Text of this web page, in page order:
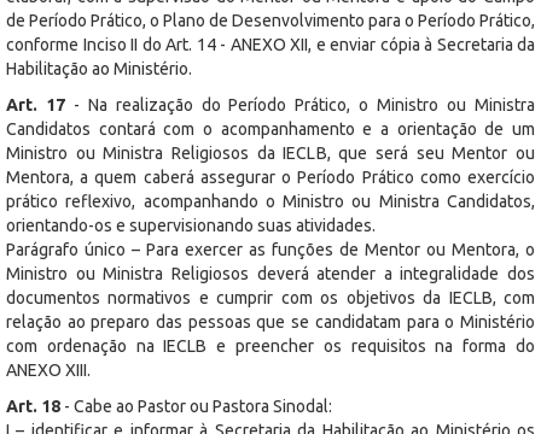
de Período Prático, o Plano de Desenvolvimento para o Período Prático,
conforme Inciso II do Art. 14 - ANEXO XII, e enviar cópia à Secretaria da
Habilitação ao Ministério.
Art. 17- Na realização do Período Prático, o Ministro ou Ministra
Candidatos contará com o acompanhamento e a orientação de um
Ministro ou Ministra Religiosos da IECLB, que será seu Mentor ou
Mentora, a quem caberá assegurar o Período Prático como exercício
prático reflexivo, acompanhando o Ministro ou Ministra Candidatos,
orientando-os e supervisionando suas atividades.
Parágrafo único – Para exercer as funções de Mentor ou Mentora, o
Ministro ou Ministra Religiosos deverá atender a integralidade dos
documentos normativos e cumprir com os objetivos da IECLB, com
relação ao preparo das pessoas que se candidatam para o Ministério
com ordenação na IECLB e preencher os requisitos na forma do
ANEXO XIII.
Art. 18 - Cabe ao Pastor ou Pastora Sinodal: